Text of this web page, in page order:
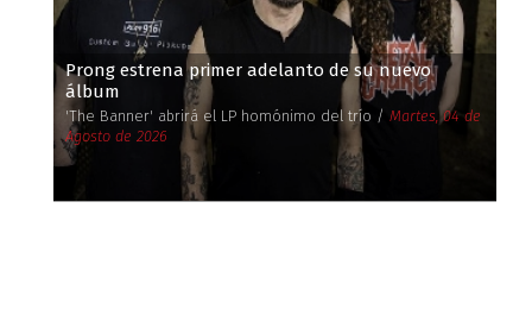
Prong estrena primer adelanto de su nuevo
álbum
'The Banner' abrirá el LP homónimo del trío / Martes, 04 de
Agosto de 2026